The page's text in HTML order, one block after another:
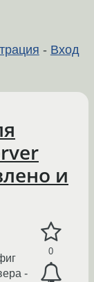
- Вход
и
0
-